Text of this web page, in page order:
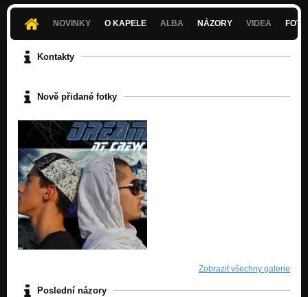
NOVINKY O KAPELE ALBA NÁZORY VIDEA
Kontakty
Nově přidané fotky
Zobrazit všechny galerie
Poslední názory